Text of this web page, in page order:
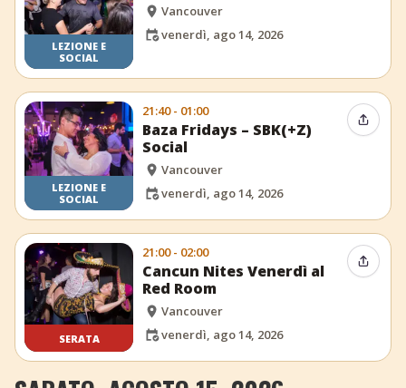
LEZIONE E
SOCIAL
Vancouver
venerdì, ago 14, 2026
LEZIONE E
SOCIAL
21:40 - 01:00
Baza Fridays – SBK(+Z)
Social
Vancouver
venerdì, ago 14, 2026
SERATA
21:00 - 02:00
Cancun Nites Venerdì al
Red Room
Vancouver
venerdì, ago 14, 2026